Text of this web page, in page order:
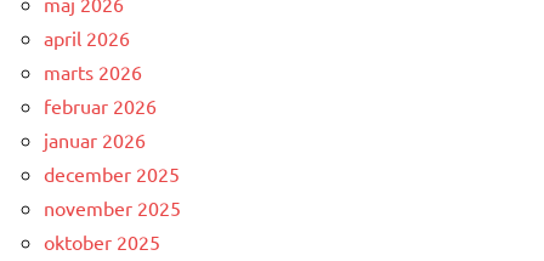
april 2026
marts 2026
februar 2026
januar 2026
december 2025
november 2025
oktober 2025